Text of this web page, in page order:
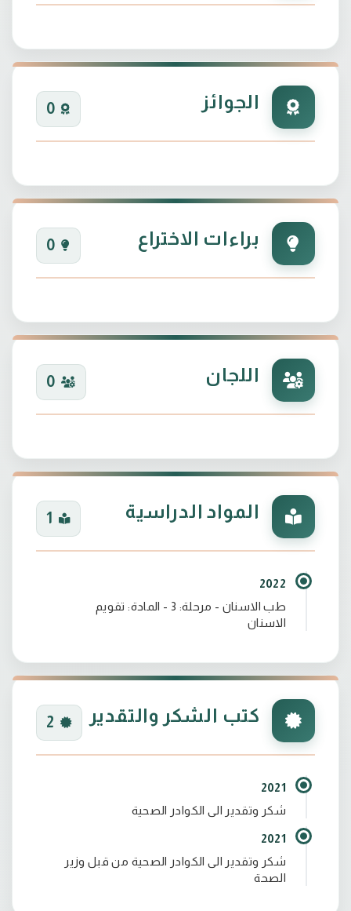
الجوائز 0
براءات الاختراع 0
اللجان 0
المواد الدراسية 1
2022
طب الاسنان - مرحلة: 3 - المادة: تقويم
الاسنان
كتب الشكر والتقدير 2
2021
شكر وتقدير الى الكوادر الصحية
2021
شكر وتقدير الى الكوادر الصحية من قبل وزير
الصحة